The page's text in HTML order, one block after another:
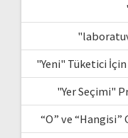
"Yeni" Tüketici
"Yer Seçimi"
“O” ve